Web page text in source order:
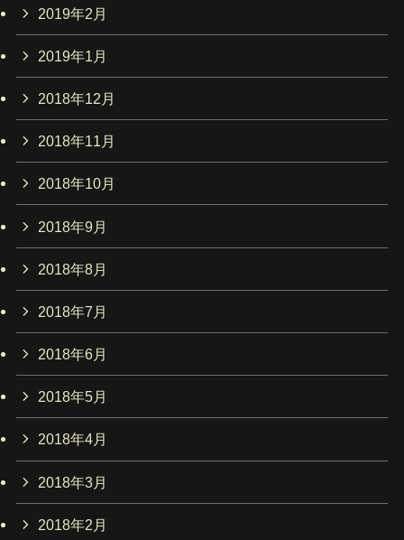
2019年2月
2019年1月
2018年12月
2018年11月
2018年10月
2018年9月
2018年8月
2018年7月
2018年6月
2018年5月
2018年4月
2018年3月
2018年2月